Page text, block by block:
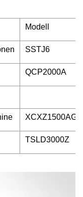
Modell
SSTJ6
QCP2000A
XCXZ1500AG
TSLD3000Z